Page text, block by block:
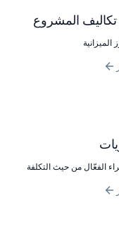
تكاليف المشروع
الميزانية
الفعّال من حيث التكلفة